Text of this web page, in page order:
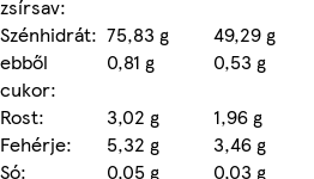
zsírsav:
Szénhidrát: 75,83 g 49,29 g
ebből
cukor:
0,81 g 0,53 g
Rost:
3,02 g 1,96 g
Fehérje:
5,32 g 3,46 g
Só:
0,05 g 0,03 g